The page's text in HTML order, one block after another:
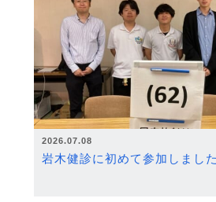
2026.07.08
岩木健診に初めて参加しました